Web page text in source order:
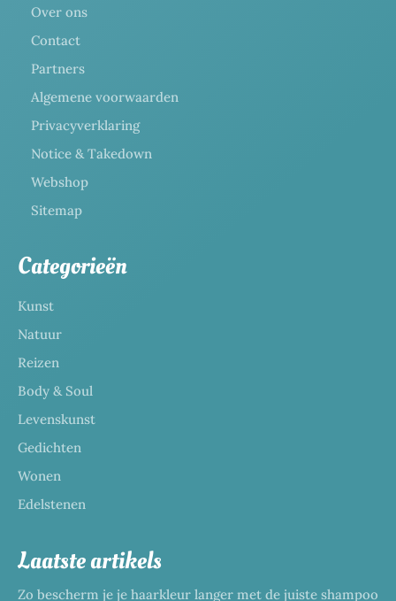
Over ons
Contact
Partners
Algemene voorwaarden
Privacyverklaring
Notice & Takedown
Webshop
Sitemap
Categorieën
Kunst
Natuur
Reizen
Body & Soul
Levenskunst
Gedichten
Wonen
Edelstenen
Laatste artikels
Zo bescherm je je haarkleur langer met de juiste shampoo